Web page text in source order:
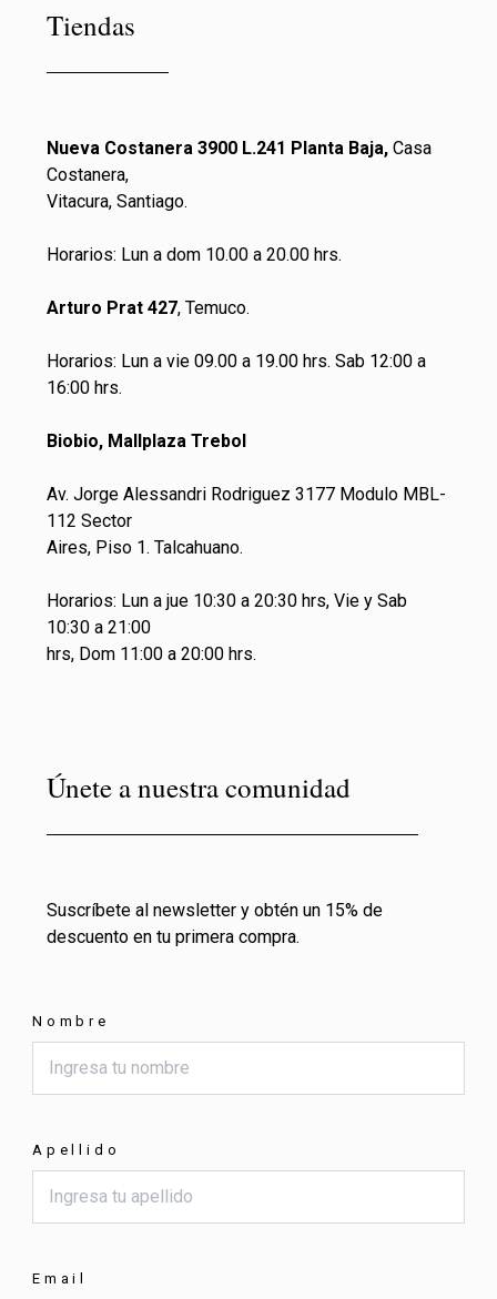
Tiendas
Nueva Costanera 3900 L.241 Planta Baja, Casa
Costanera,
Vitacura, Santiago.
Horarios: Lun a dom 10.00 a 20.00 hrs.
Arturo Prat 427, Temuco.
Horarios: Lun a vie 09.00 a 19.00 hrs. Sab 12:00 a
16:00 hrs.
Biobio, Mallplaza Trebol
Av. Jorge Alessandri Rodriguez 3177 Modulo MBL-
112 Sector
Aires, Piso 1. Talcahuano.
Horarios: Lun a jue 10:30 a 20:30 hrs, Vie y Sab
10:30 a 21:00
hrs, Dom 11:00 a 20:00 hrs.
Únete a nuestra comunidad
Suscríbete al newsletter y obtén un 15% de
descuento en tu primera compra.
Nombre
Apellido
Email